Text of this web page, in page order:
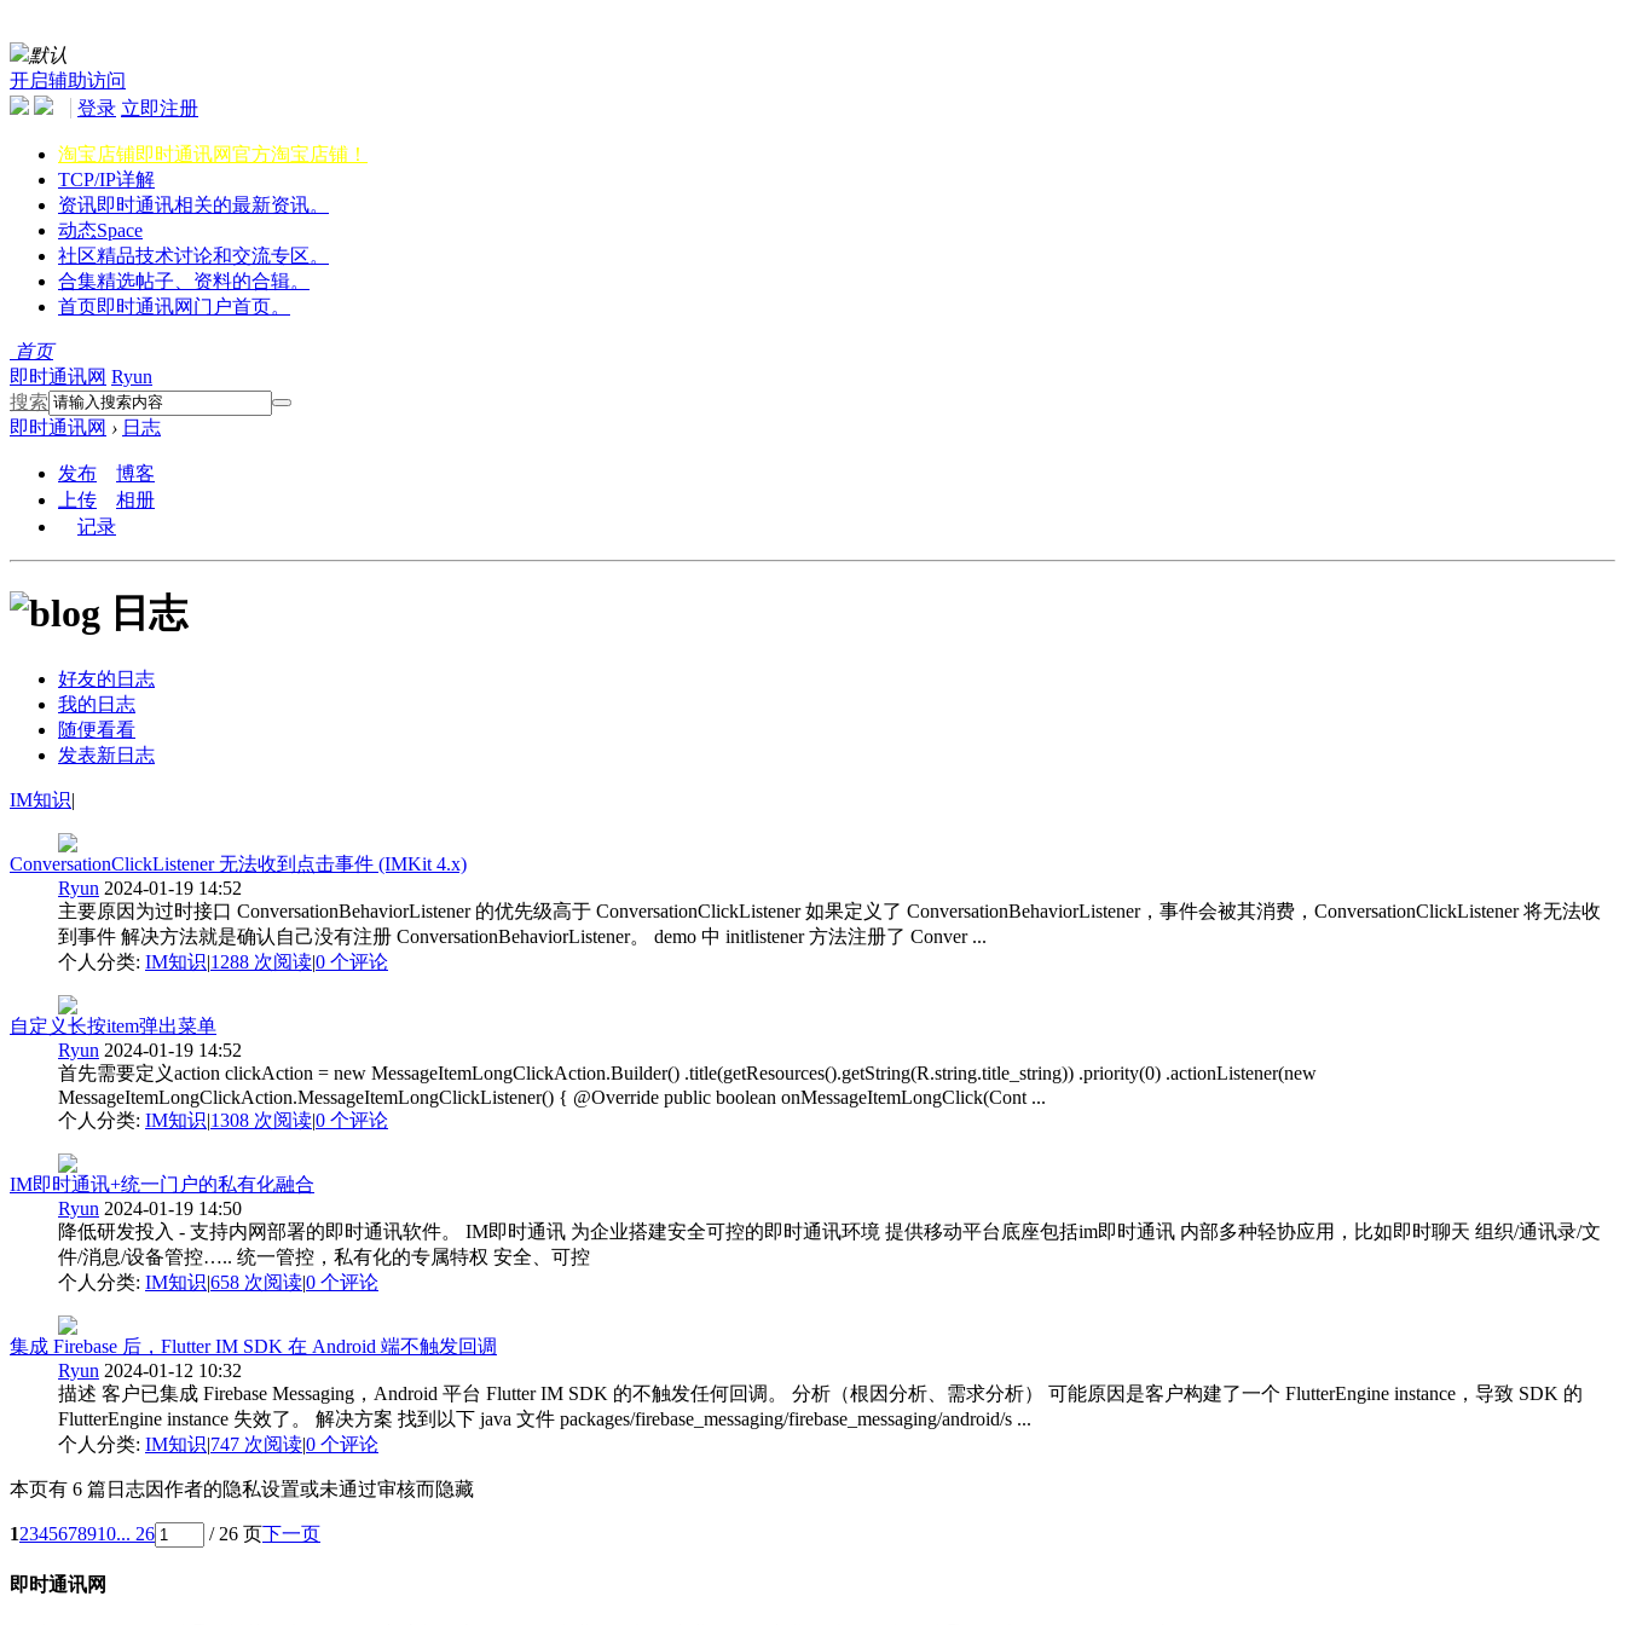
默认
开启辅助访问
登录 立即注册
淘宝店铺即时通讯网官方淘宝店铺！
TCP/IP详解
资讯即时通讯相关的最新资讯。
动态Space
社区精品技术讨论和交流专区。
合集精选帖子、资料的合辑。
首页即时通讯网门户首页。
首页
即时通讯网 Ryun
搜索
即时通讯网 › 日志
发布
博客
上传
相册
记录
日志
好友的日志
我的日志
随便看看
发表新日志
IM知识|
ConversationClickListener 无法收到点击事件 (IMKit 4.x)
Ryun 2024-01-19 14:52
主要原因为过时接口 ConversationBehaviorListener 的优先级高于 ConversationClickListener 如果定义了 ConversationBehaviorListener，事件会被其消费，ConversationClickListener 将无法收
到事件 解决方法就是确认自己没有注册 ConversationBehaviorListener。 demo 中 initlistener 方法注册了 Conver ...
个人分类: IM知识|1288 次阅读|0 个评论
自定义长按item弹出菜单
Ryun 2024-01-19 14:52
首先需要定义action clickAction = new MessageItemLongClickAction.Builder() .title(getResources().getString(R.string.title_string)) .priority(0) .actionListener(new
MessageItemLongClickAction.MessageItemLongClickListener() { @Override public boolean onMessageItemLongClick(Cont ...
个人分类: IM知识|1308 次阅读|0 个评论
IM即时通讯+统一门户的私有化融合
Ryun 2024-01-19 14:50
降低研发投入 - 支持内网部署的即时通讯软件。 IM即时通讯 为企业搭建安全可控的即时通讯环境 提供移动平台底座包括im即时通讯 内部多种轻协应用，比如即时聊天 组织/通讯录/文
件/消息/设备管控….. 统一管控，私有化的专属特权 安全、可控
个人分类: IM知识|658 次阅读|0 个评论
集成 Firebase 后，Flutter IM SDK 在 Android 端不触发回调
Ryun 2024-01-12 10:32
描述 客户已集成 Firebase Messaging，Android 平台 Flutter IM SDK 的不触发任何回调。 分析（根因分析、需求分析） 可能原因是客户构建了一个 FlutterEngine instance，导致 SDK 的
FlutterEngine instance 失效了。 解决方案 找到以下 java 文件 packages/firebase_messaging/firebase_messaging/android/s ...
个人分类: IM知识|747 次阅读|0 个评论
本页有 6 篇日志因作者的隐私设置或未通过审核而隐藏
12345678910... 26 / 26 页下一页
即时通讯网